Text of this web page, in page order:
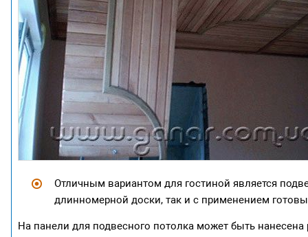
Отличным вариантом для гостиной является
длинномерной доски, так и с применением
На панели для подвесного потолка может быть